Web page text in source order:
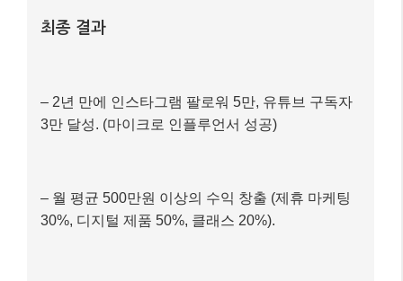
최종 결과
– 2년 만에 인스타그램 팔로워 5만, 유튜브 구독자
3만 달성. (마이크로 인플루언서 성공)
– 월 평균 500만원 이상의 수익 창출 (제휴 마케팅
30%, 디지털 제품 50%, 클래스 20%).